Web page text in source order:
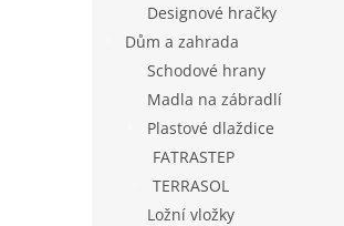
Designové hračky
Dům a zahrada
Schodové hrany
Madla na zábradlí
Plastové dlaždice
FATRASTEP
TERRASOL
Ložní vložky